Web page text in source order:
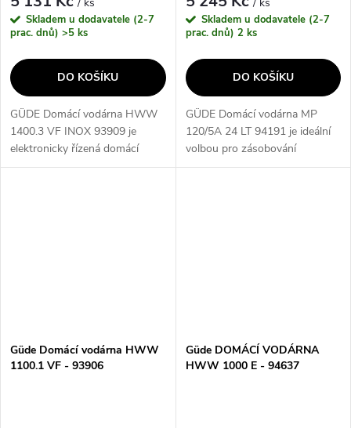
Skladem u dodavatele (2-7
prac. dnů) >5 ks
DO KOŠÍKU
GÜDE Domácí vodárna HWW
1400.3 VF INOX 93909 je
elektronicky řízená domácí
vodárna, která je určena k
Skladem u dodavatele (2-7
prac. dnů) 2 ks
DO KOŠÍKU
GÜDE Domácí vodárna MP
120/5A 24 LT 94191 je ideální
volbou pro zásobování
domácnosti čistou vodou. Díky
Güde Domácí vodárna HWW
1100.1 VF - 93906
Güde DOMÁCÍ VODÁRNA
HWW 1000 E - 94637